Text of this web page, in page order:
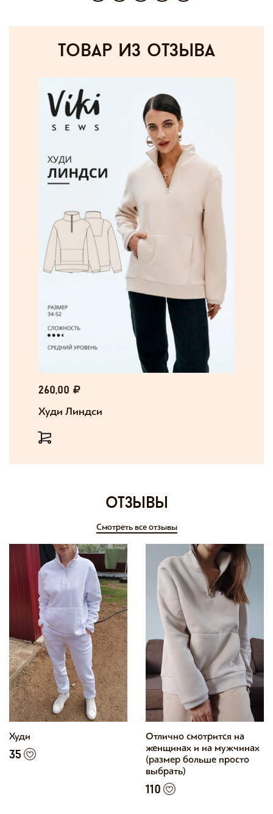
товар из отзыва
260,00
Худи Линдси
отзывы
Смотреть все отзывы
Худи
35
Отлично смотрится на
женщинах и на мужчинах
(размер больше просто
выбрать)
110